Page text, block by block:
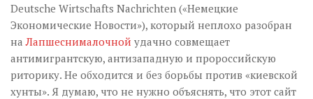
Deutsche Wirtschafts Nachrichten («Немецкие
Экономические Новости»), который неплохо разобран
наЛапшеснималочной удачно совмещает
антимигрантскую, антизападную и пророссийскую
риторику. Не обходится и без борьбы против «киевской
хунты». Я думаю, что не нужно объяснять, что этот сайт